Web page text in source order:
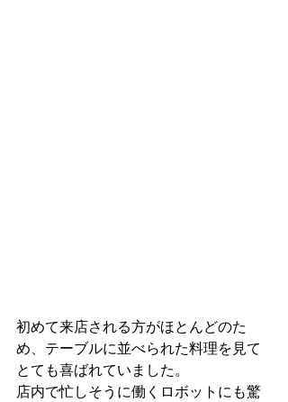
初めて来店される方がほとんどのた
め、テーブルに並べられた料理を見て
とても喜ばれていました。
店内で忙しそうに働くロボットにも驚